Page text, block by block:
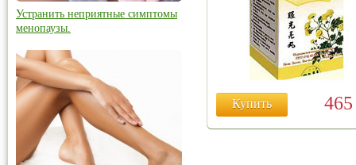
Купить
Устранить неприятные симптомы
менопаузы.